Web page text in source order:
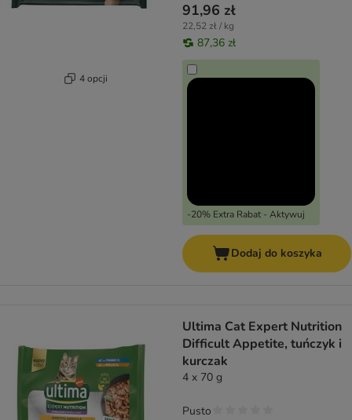
4 opcji
91,96 zł
22,52 zł / kg
87,36 zł
-20% Extra Rabat - Aktywuj
Dodaj do koszyka
Ultima Cat Expert Nutrition
Difficult Appetite, tuńczyk i
kurczak
4 x 70 g
Pusto